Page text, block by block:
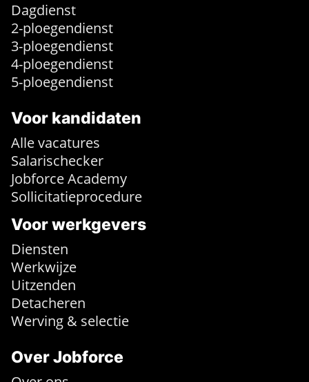
Dagdienst
2-ploegendienst
3-ploegendienst
4-ploegendienst
5-ploegendienst
Voor kandidaten
Alle vacatures
Salarischecker
Jobforce Academy
Sollicitatieprocedure
Voor werkgevers
Diensten
Werkwijze
Uitzenden
Detacheren
Werving & selectie
Over Jobforce